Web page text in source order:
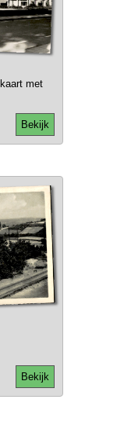
met
Bekijk
Bekijk